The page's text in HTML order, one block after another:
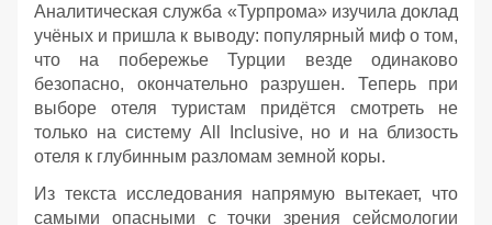
Аналитическая служба «Турпрома» изучила доклад
учёных и пришла к выводу: популярный миф о том,
что на побережье Турции везде одинаково
безопасно, окончательно разрушен. Теперь при
выборе отеля туристам придётся смотреть не
только на систему All Inclusive, но и на близость
отеля к глубинным разломам земной коры.
Из текста исследования напрямую вытекает, что
самыми опасными с точки зрения сейсмологии